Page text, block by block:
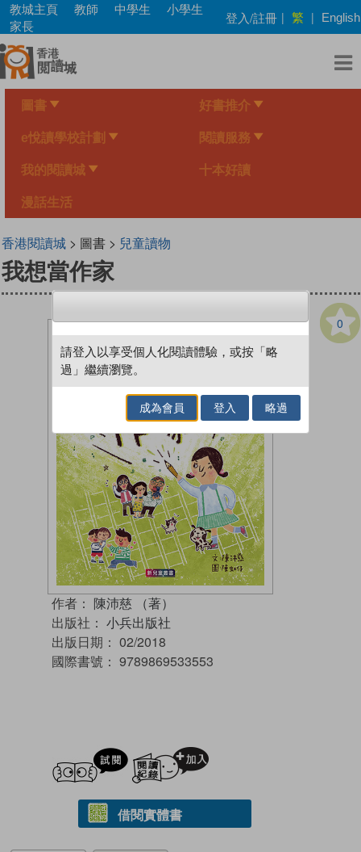
Skip
main
content
教城主頁 教師 中學生
小學生
家長
登入/註冊 | 繁 | English
圖書 好書推介
e悅讀學校計劃 閱讀服務
我的閱讀城 十本好讀
漫話生活
香港閱讀城> 圖書 > 兒童讀物
我想當作家
0
作者： 陳沛慈 （著）
出版社： 小兵出版社
出版日期： 02/2018
國際書號： 9789869533553
試閲
借閱實體書
請登入以享受個人化閱讀體驗，或按「略
過」繼續瀏覽。
成為會員 登入 略過